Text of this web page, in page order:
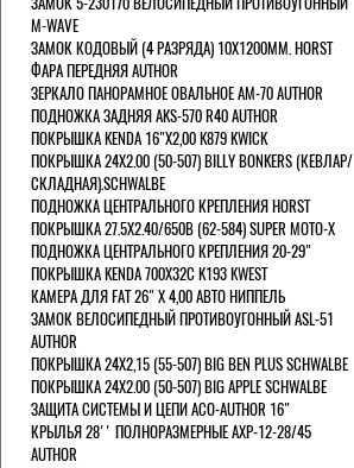
M-WAVE
ЗАМОК КОДОВЫЙ (4 РАЗРЯДА) 10Х1200ММ. HORST
ФАРА ПЕРЕДНЯЯ AUTHOR
ЗЕРКАЛО ПАНОРАМНОЕ ОВАЛЬНОЕ AM-70 AUTHOR
ПОДНОЖКА ЗАДНЯЯ AKS-570 R40 AUTHOR
ПОКРЫШКА KENDA 16"Х2,00 K879 KWICK
ПОКРЫШКА 24X2.00 (50-507) BILLY BONKERS (КЕВЛАР/
СКЛАДНАЯ).SCHWALBE
ПОДНОЖКА ЦЕНТРАЛЬНОГО КРЕПЛЕНИЯ HORST
ПОКРЫШКА 27.5X2.40/650B (62-584) SUPER MOTO-X
ПОДНОЖКА ЦЕНТРАЛЬНОГО КРЕПЛЕНИЯ 20-29"
ПОКРЫШКА KENDA 700Х32С K193 KWEST
КАМЕРА ДЛЯ FAT 26" X 4,00 АВТО НИППЕЛЬ
ЗАМОК ВЕЛОСИПЕДНЫЙ ПРОТИВОУГОННЫЙ ASL-51
AUTHOR
ПОКРЫШКА 24X2,15 (55-507) BIG BEN PLUS SCHWALBE
ПОКРЫШКА 24X2.00 (50-507) BIG APPLE SCHWALBE
ЗАЩИТА СИСТЕМЫ И ЦЕПИ ACO-AUTHOR 16"
КРЫЛЬЯ 28'' ПОЛНОРАЗМЕРНЫЕ AXP-12-28/45
AUTHOR